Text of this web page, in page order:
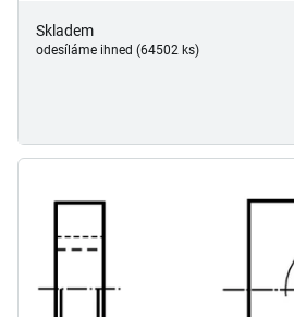
Skladem
odesíláme ihned (64502 ks)